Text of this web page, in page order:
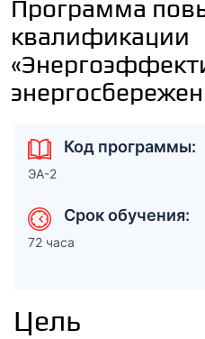
Программа
квалификации
Код программы:
ЭА-2
Срок обучения:
72 часа
Цель